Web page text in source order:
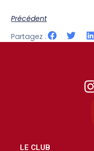
Précédent
Partagez :
LE CLUB